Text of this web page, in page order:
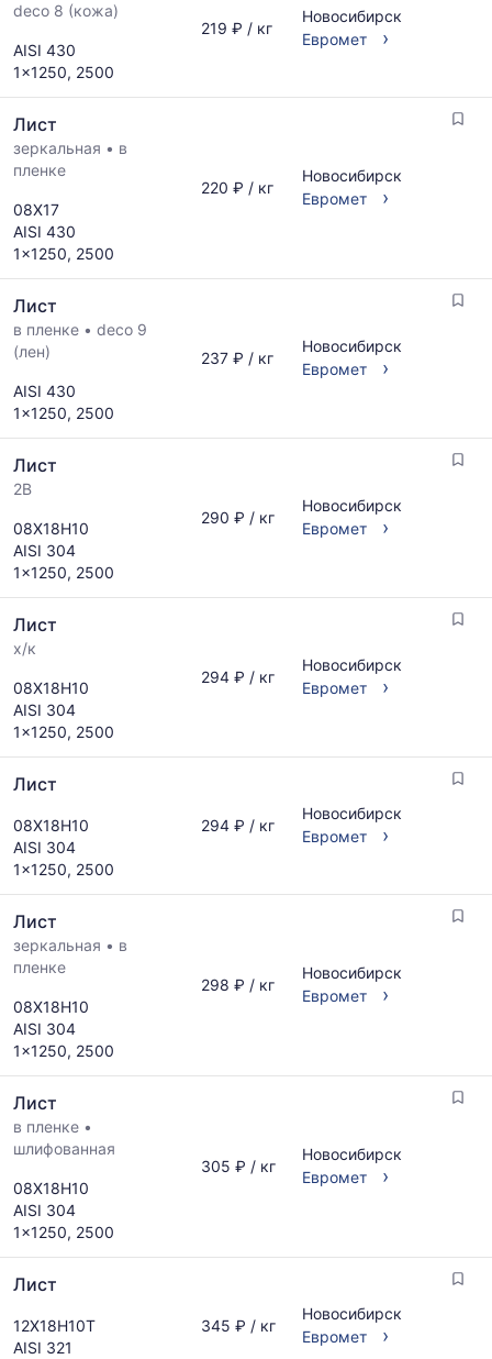
deco 8 (кожа)
AISI 430
1x1250, 2500
219 ₽ / кг
Новосибирск
Евромет
›
Лист
зеркальная • в
пленке
08Х17
AISI 430
1x1250, 2500
220 ₽ / кг
Новосибирск
Евромет
›
Лист
в пленке • deco 9
(лен)
AISI 430
1x1250, 2500
237 ₽ / кг
Новосибирск
Евромет
›
Лист
2B
08Х18Н10
AISI 304
1x1250, 2500
290 ₽ / кг
Новосибирск
Евромет
›
Лист
х/к
08Х18Н10
AISI 304
1x1250, 2500
294 ₽ / кг
Новосибирск
Евромет
›
Лист
08Х18Н10
AISI 304
1x1250, 2500
294 ₽ / кг
Новосибирск
Евромет
›
Лист
зеркальная • в
пленке
08Х18Н10
AISI 304
1x1250, 2500
298 ₽ / кг
Новосибирск
Евромет
›
Лист
в пленке •
шлифованная
08Х18Н10
AISI 304
1x1250, 2500
305 ₽ / кг
Новосибирск
Евромет
›
Лист
12Х18Н10Т
AISI 321
345 ₽ / кг
Новосибирск
Евромет
›